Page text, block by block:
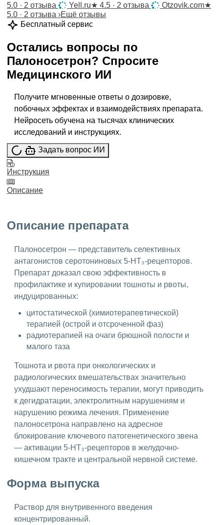
5.0 · 2 отзыва
Yell.ru★ 4.5 · 2 отзыва Otzovik.com★
5.0 · 2 отзыва ›Ещё отзывы
Бесплатный сервис
Остались вопросы по
Палоносетрон? Спросите
Медицинского ИИ
Получите мгновенные ответы о дозировке,
побочных эффектах и взаимодействиях препарата.
Нейросеть обучена на тысячах клинических
исследований и инструкциях.
Задать вопрос ИИ
Инструкция
Описание
Описание препарата
Палоносетрон — представитель селективных
антагонистов серотониновых 5-HT₃-рецепторов.
Препарат доказал свою эффективность в
профилактике и купировании тошноты и рвоты,
индуцированных:
цитостатической (химиотерапевтической)
терапией (острой и отсроченной фаз)
радиотерапией на очаги брюшной полости и
малого таза
Тошнота и рвота при онкологических и
радиологических вмешательствах значительно
ухудшают переносимость терапии, могут приводить
к дегидратации, электролитным нарушениям и
нарушению режима лечения. Применение
палоносетрона направлено на адресное
блокирование ключевого патогенетического звена
— активации 5-HT₃-рецепторов в желудочно-
кишечном тракте и центральной нервной системе.
Форма выпуска
Раствор для внутривенного введения
концентрированный.